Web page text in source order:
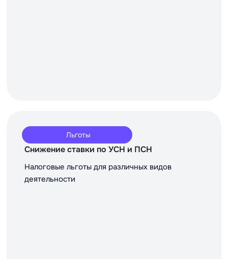
Льготы
Снижение ставки по УСН и ПСН
Налоговые льготы для различных видов
деятельности